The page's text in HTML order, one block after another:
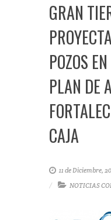
GRAN
POZOS
PLAN DE
CAJA
11 de Diciembre,
NOTICIAS